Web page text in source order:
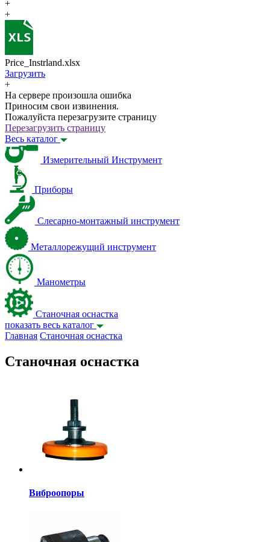
+
+
Price_Instrland.xlsx
Загрузить
+
На сервере произошла ошибка
Приносим свои извинения.
Пожалуйста перезагрузите страницу
Перезагрузить страницу
Весь каталог
Измерительный Инструмент
Приборы
Слесарно-монтажный инструмент
Металлорежущий инструмент
Манометры
Станочная оснастка
показать весь каталог
Главная Станочная оснастка
Станочная оснастка
Виброопоры